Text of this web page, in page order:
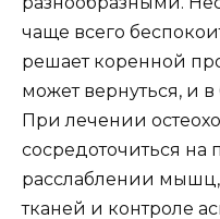
чаще всего
решает коренной
может вернуться, и
При лечении
сосредоточиться на
расслаблении
тканей и контроле